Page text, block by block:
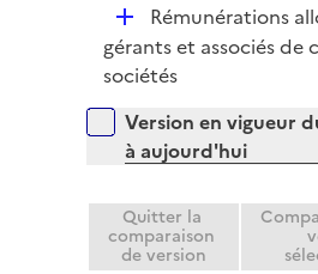
r
i
e
r
D
é
p
i
e
Rémunérations
gérants et associés de
sociétés
Versions sur la période
Version en vigueur
à aujourd'hui
Quitter la
comparaison
de version